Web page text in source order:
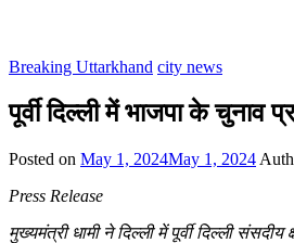
Breaking Uttarkhand city news
पूर्वी दिल्ली में भाजपा के चुनाव
Posted on May 1, 2024May 1, 2024
Press Release
मुख्यमंत्री धामी ने दिल्ली में पूर्वी दिल्ली